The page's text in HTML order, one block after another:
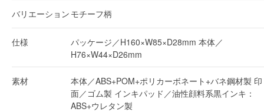
バリエーション モチーフ柄
仕様
パッケージ／H160×W85×D28mm 本体／
H76×W44×D26mm
素材
本体／ABS+POM+ポリカーボネート+バネ鋼材製 印
面／ゴム製 インキパッド／油性顔料系黒インキ：
ABS+ウレタン製